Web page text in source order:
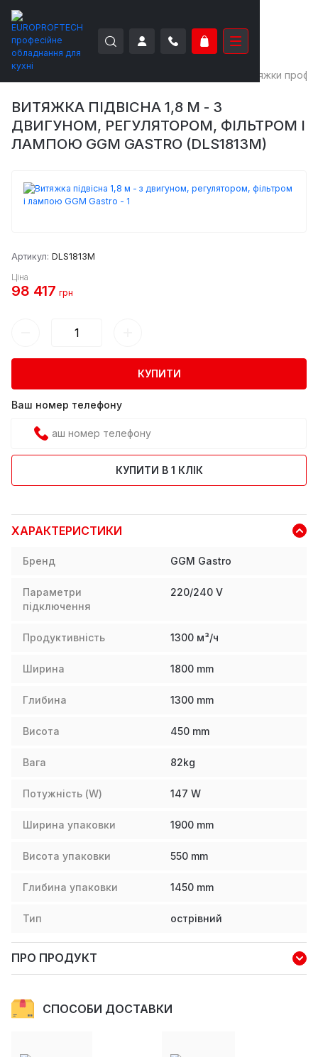
EUROPROFTECH Витяжки
ВИТЯЖКА ПІДВІСНА 1,8 М - З
ДВИГУНОМ, РЕГУЛЯТОРОМ, ФІЛЬТРОМ І
ЛАМПОЮ GGM GASTRO (DLS1813M)
Артикул: DLS1813M
Ціна
98 417 грн
КУПИТИ
Ваш номер телефону
КУПИТИ В 1 КЛІК
ХАРАКТЕРИСТИКИ
Бренд GGM Gastro
Параметри
підключення
220/240 V
Продуктивність 1300 м³/ч
Ширина 1800 mm
Глибина 1300 mm
Висота 450 mm
Вага 82kg
Потужність (W) 147 W
Ширина упаковки 1900 mm
Висота упаковки 550 mm
Глибина упаковки 1450 mm
Тип острівний
ПРО ПРОДУКТ
СПОСОБИ ДОСТАВКИ